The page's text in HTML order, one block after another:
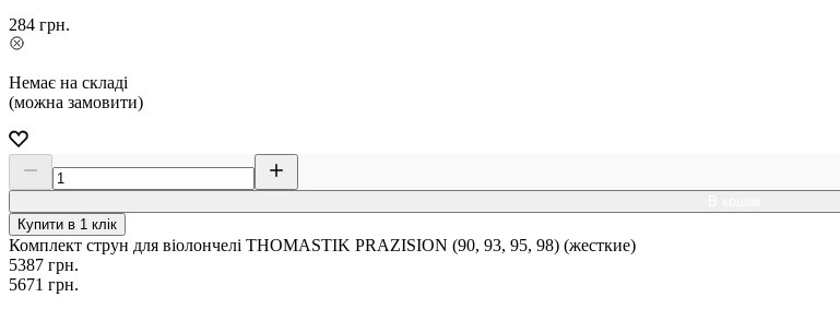
284 грн.
Немає на складі
(можна замовити)
Купити в 1 клік
Комплект струн для віолончелі THOMASTIK PRAZISION (90, 93, 95, 98) (жесткие)
5387 грн.
5671 грн.